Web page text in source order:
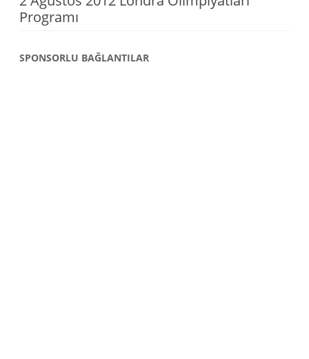
Programı
SPONSORLU BAĞLANTILAR